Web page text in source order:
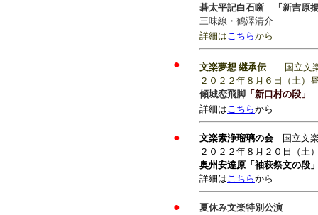
碁太平記白石噺 『新吉原
三味線・鶴澤清介
詳細はこちらから
● 文楽夢想 継承伝
国立文
２０２２年８月６日（土
傾城恋飛脚 「新口村の段」
詳細はこちらから
● 文楽素浄瑠璃の会 国立
２０２２年８月２０日（土
奥州安達原「袖萩祭文の段
詳細はこちらから
●
夏休み文楽特別公演